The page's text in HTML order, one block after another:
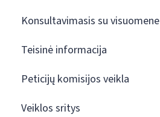
Konsultavimasis su visuomene
Teisinė informacija
Peticijų komisijos veikla
Veiklos sritys